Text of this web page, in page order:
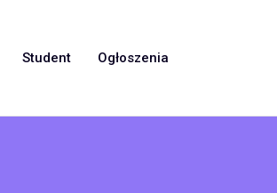
Student Ogłoszenia